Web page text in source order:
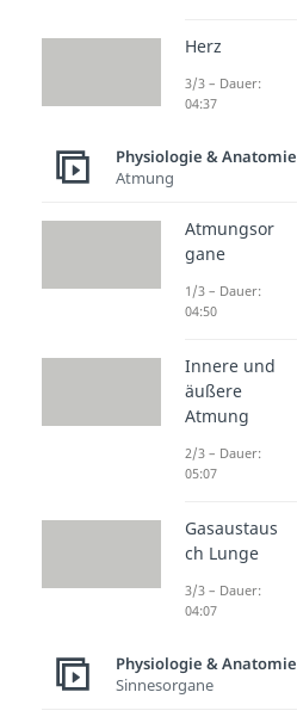
Herz
3/3 – Dauer:
04:37
Physiologie & Anatomie
Atmung
Atmungsor
gane
1/3 – Dauer:
04:50
Innere und
äußere
Atmung
2/3 – Dauer:
05:07
Gasaustaus
ch Lunge
3/3 – Dauer:
04:07
Physiologie & Anatomie
Sinnesorgane